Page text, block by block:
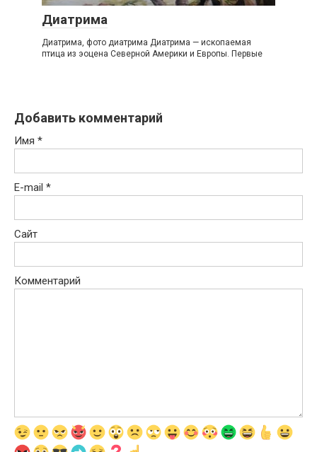
Диатрима
Диатрима, фото диатрима Диатрима — ископаемая
птица из эоцена Северной Америки и Европы. Первые
Добавить комментарий
Имя *
E-mail *
Сайт
Комментарий